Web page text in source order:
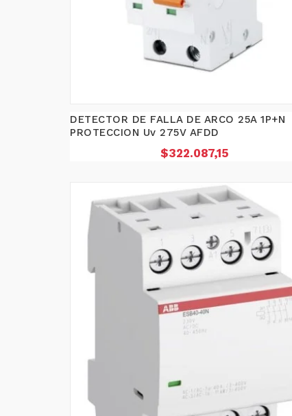
DETECTOR DE FALLA DE ARCO 25A 1P+N
PROTECCION Uv 275V AFDD
Precio
$322.087,15